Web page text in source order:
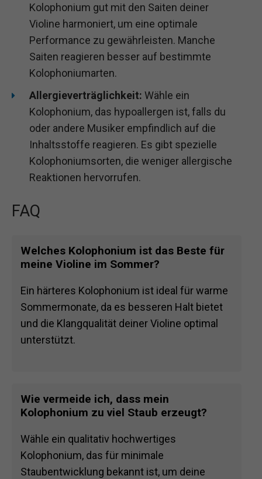
Kolophonium gut mit den Saiten deiner
Violine harmoniert, um eine optimale
Performance zu gewährleisten. Manche
Saiten reagieren besser auf bestimmte
Kolophoniumarten.
Allergieverträglichkeit: Wähle ein
Kolophonium, das hypoallergen ist, falls du
oder andere Musiker empfindlich auf die
Inhaltsstoffe reagieren. Es gibt spezielle
Kolophoniumsorten, die weniger allergische
Reaktionen hervorrufen.
FAQ
Welches Kolophonium ist das Beste für
meine Violine im Sommer?
Ein härteres Kolophonium ist ideal für warme
Sommermonate, da es besseren Halt bietet
und die Klangqualität deiner Violine optimal
unterstützt.
Wie vermeide ich, dass mein
Kolophonium zu viel Staub erzeugt?
Wähle ein qualitativ hochwertiges
Kolophonium, das für minimale
Staubentwicklung bekannt ist, um deine